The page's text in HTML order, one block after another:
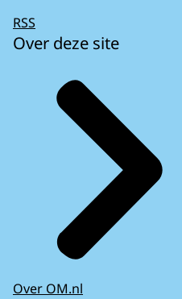
RSS
Over deze site
Over OM.nl